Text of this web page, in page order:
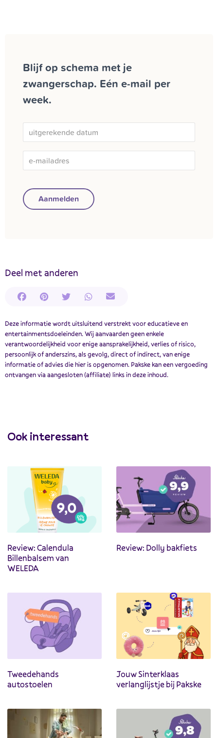
Blijf op schema met je
zwangerschap. Eén e-mail per
week.
Aanmelden
Deel met anderen
Deze informatie wordt uitsluitend verstrekt voor educatieve en
entertainmentsdoeleinden. Wij aanvaarden geen enkele
verantwoordelijkheid voor enige aansprakelijkheid, verlies of risico,
persoonlijk of anderszins, als gevolg, direct of indirect, van enige
informatie of advies die hier is opgenomen. Pakske kan een vergoeding
ontvangen via aangesloten (affiliate) links in deze inhoud.
Ook interessant
Review: Calendula
Billenbalsem van
WELEDA
Review: Dolly bakfiets
Tweedehands
autostoelen
Jouw Sinterklaas
verlanglijstje bij Pakske